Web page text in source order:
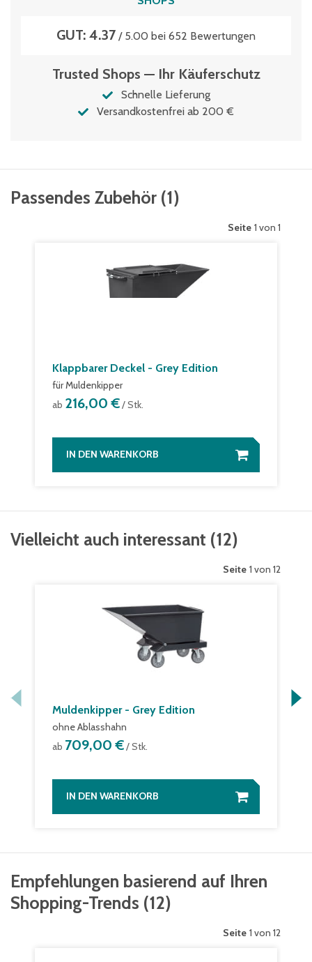
GUT: 4.37 / 5.00 bei 652 Bewertungen
Trusted Shops — Ihr Käuferschutz
Schnelle Lieferung
Versandkostenfrei ab 200 €
Passendes Zubehör (1)
Seite 1 von 1
Klappbarer Deckel - Grey Edition
für Muldenkipper
ab 216,00 €/ Stk.
IN DEN WARENKORB
Vielleicht auch interessant (12)
Seite 1 von 12
Muldenkipper - Grey Edition
ohne Ablasshahn
ab 709,00 €/ Stk.
IN DEN WARENKORB
Empfehlungen basierend auf Ihren
Shopping-Trends (12)
Seite 1 von 12